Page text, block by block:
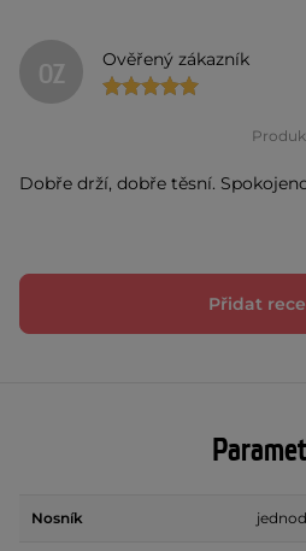
OZ Ověřený zákazník
Dobře drží, dobře těsní.
Přidat
Nosník